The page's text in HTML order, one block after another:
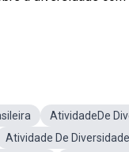
AtividadeDe
Atividade De